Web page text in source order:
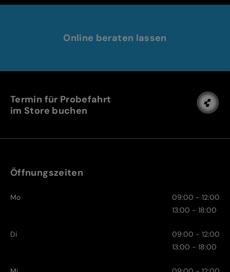
Online beraten lassen
Termin für Probefahrt
im Store buchen
Öffnungszeiten
Mo
09:00 - 12:00
13:00 - 18:00
Di
09:00 - 12:00
13:00 - 18:00